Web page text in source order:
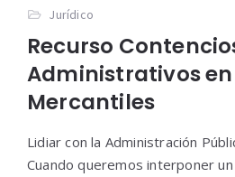
Jurídico
Recurso
Administrativos
Mercantiles
Lidiar con la Administración
Cuando queremos interponer